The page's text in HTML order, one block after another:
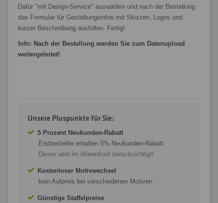
Dafür "mit Design-Service" auswählen und nach der Bestellung
das Formular für Gestaltungsinfos mit Skizzen, Logos und
kurzer Beschreibung ausfüllen. Fertig!
Info: Nach der Bestellung werden Sie zum Datenupload
weitergeleitet!
Unsere Pluspunkte für Sie:
5 Prozent Neukunden-Rabatt
Erstbesteller erhalten 5% Neukunden-Rabatt
Dieser wird im Warenkorb berücksichtigt!
Kostenloser Motivwechsel
kein Aufpreis bei verschiedenen Motiven
Günstige Staffelpreise